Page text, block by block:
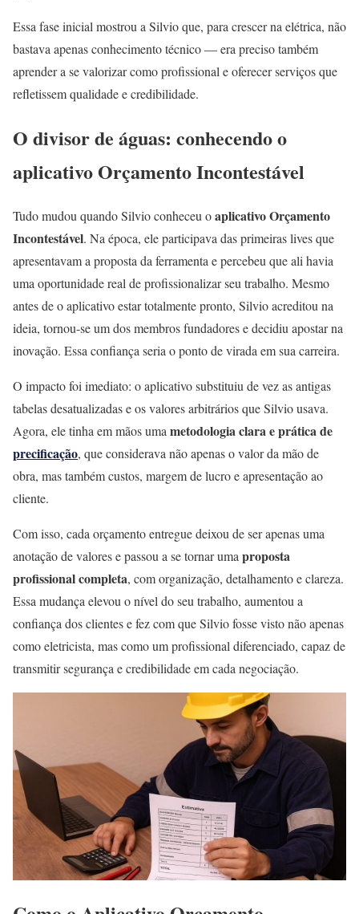
Essa fase inicial mostrou a Silvio que, para crescer na elétrica, não
bastava apenas conhecimento técnico — era preciso também
aprender a se valorizar como profissional e oferecer serviços que
refletissem qualidade e credibilidade.
O divisor de águas: conhecendo o
aplicativo Orçamento Incontestável
Tudo mudou quando Silvio conheceu oaplicativo Orçamento
Incontestável. Na época, ele participava das primeiras lives que
apresentavam a proposta da ferramenta e percebeu que ali havia
uma oportunidade real de profissionalizar seu trabalho. Mesmo
antes de o aplicativo estar totalmente pronto, Silvio acreditou na
ideia, tornou-se um dos membros fundadores e decidiu apostar na
inovação. Essa confiança seria o ponto de virada em sua carreira.
O impacto foi imediato: o aplicativo substituiu de vez as antigas
tabelas desatualizadas e os valores arbitrários que Silvio usava.
Agora, ele tinha em mãos uma metodologia clara e prática de
precificação, que considerava não apenas o valor da mão de
obra, mas também custos, margem de lucro e apresentação ao
cliente.
Com isso, cada orçamento entregue deixou de ser apenas uma
anotação de valores e passou a se tornar uma proposta
profissional completa, com organização, detalhamento e clareza.
Essa mudança elevou o nível do seu trabalho, aumentou a
confiança dos clientes e fez com que Silvio fosse visto não apenas
como eletricista, mas como um profissional diferenciado, capaz de
transmitir segurança e credibilidade em cada negociação.